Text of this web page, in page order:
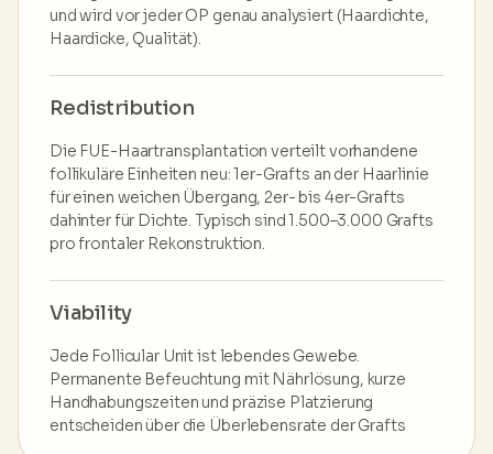
und wird vor jeder OP genau analysiert (Haardichte,
Haardicke, Qualität).
Redistribution
Die FUE-Haartransplantation verteilt vorhandene
follikuläre Einheiten neu: 1er-Grafts an der Haarlinie
für einen weichen Übergang, 2er- bis 4er-Grafts
dahinter für Dichte. Typisch sind 1.500–3.000 Grafts
pro frontaler Rekonstruktion.
Viability
Jede Follicular Unit ist lebendes Gewebe.
Permanente Befeuchtung mit Nährlösung, kurze
Handhabungszeiten und präzise Platzierung
entscheiden über die Überlebensrate der Grafts